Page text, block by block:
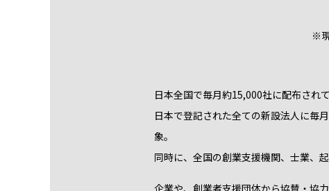
※
日本全国で毎月約15,000社に配布され
日本で登記された全ての新設法人に毎
象。
同時に、全国の創業支援機関、士業、
企業や、創業者支援団体から協賛・協